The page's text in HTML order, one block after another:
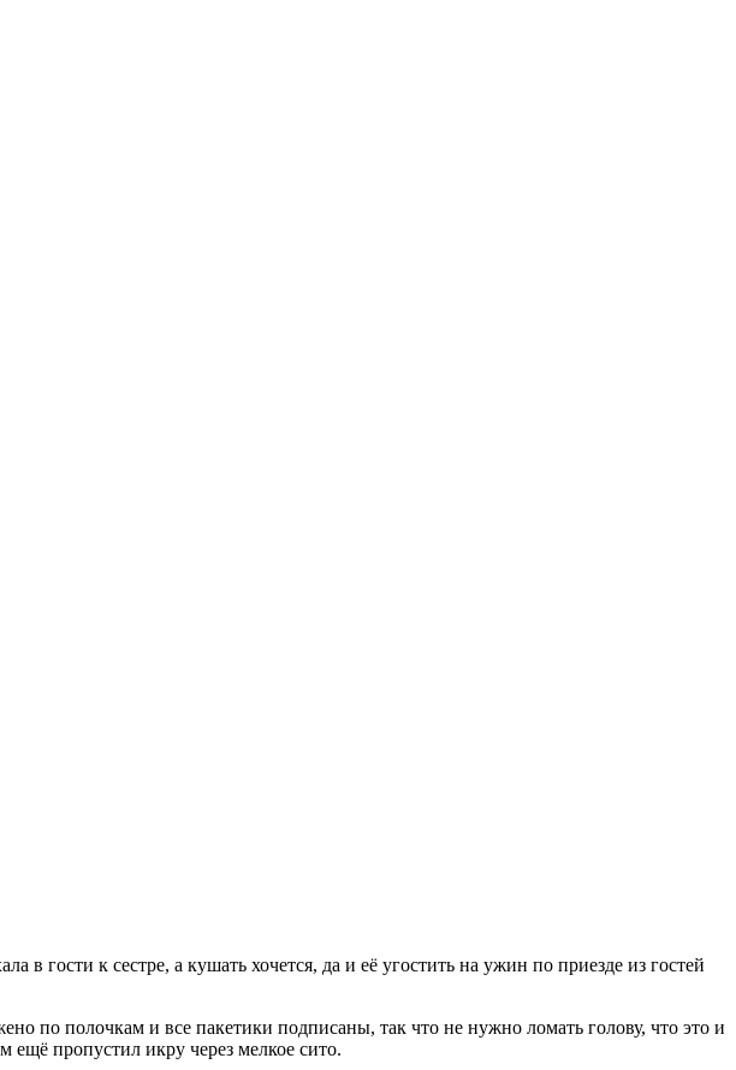
гости к сестре, а кушать хочется, да и её угостить на ужин по приезде из гостей
по полочкам и все пакетики подписаны, так что не нужно ломать голову, что это и
ещё пропустил икру через мелкое сито.